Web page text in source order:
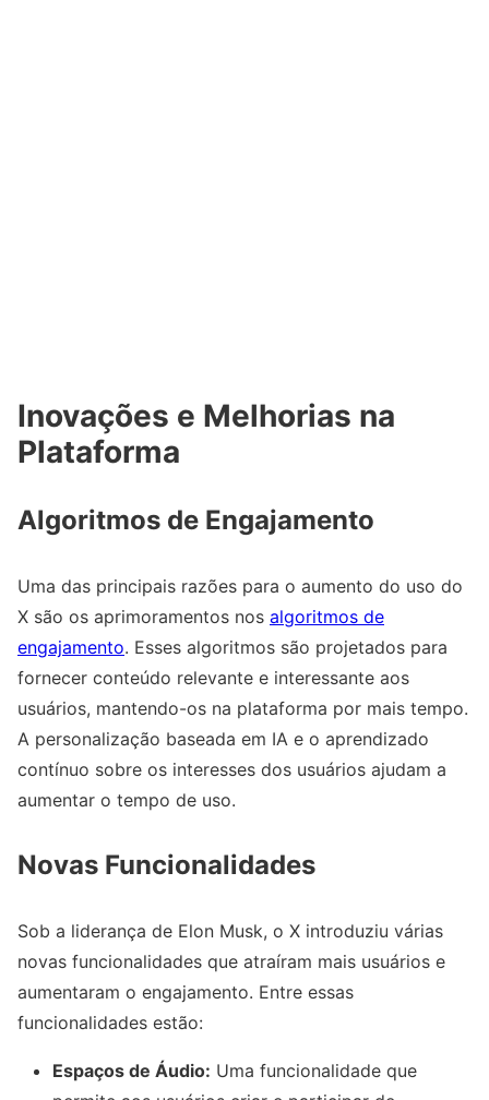
Inovações e Melhorias na
Plataforma
Algoritmos de Engajamento
Uma das principais razões para o aumento do uso do
X são os aprimoramentos nos algoritmos de
engajamento. Esses algoritmos são projetados para
fornecer conteúdo relevante e interessante aos
usuários, mantendo-os na plataforma por mais tempo.
A personalização baseada em IA e o aprendizado
contínuo sobre os interesses dos usuários ajudam a
aumentar o tempo de uso.
Novas Funcionalidades
Sob a liderança de Elon Musk, o X introduziu várias
novas funcionalidades que atraíram mais usuários e
aumentaram o engajamento. Entre essas
funcionalidades estão:
Espaços de Áudio: Uma funcionalidade que